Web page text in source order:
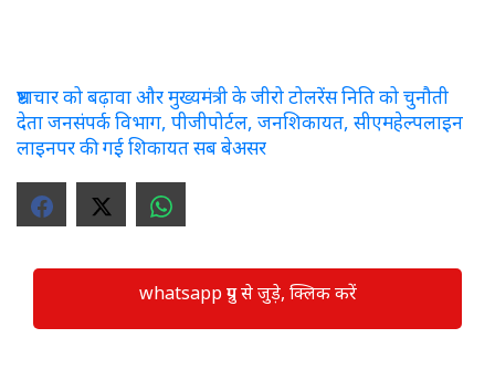
भ्रष्टाचार को बढ़ावा और मुख्यमंत्री के जीरो टोलरेंस निति को चुनौती
देता जनसंपर्क विभाग, पीजीपोर्टल, जनशिकायत, सीएमहेल्पलाइन
लाइनपर की गई शिकायत सब बेअसर
whatsapp ग्रुप से जुड़े, क्लिक करें